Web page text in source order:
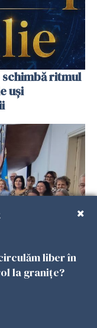
ritmul
uși
urgențe?
promite
liber în
la granițe?